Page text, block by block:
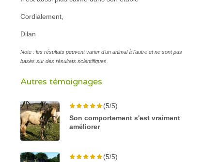
Cordialement,
Dilan
Note : les résultats peuvent varier d’un animal à l’autre et ne sont pas
basés sur des résultats scientifiques.
Autres témoignages
(5/5)
Son comportement s'est vraiment
améliorer
(5/5)